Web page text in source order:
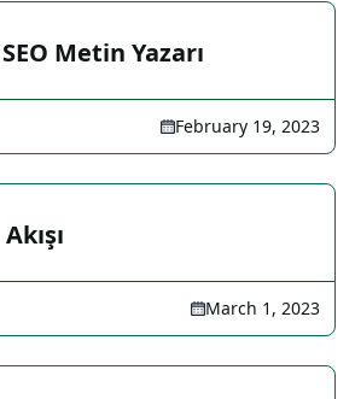
Metin Yazarı
February 19, 2023
March 1, 2023